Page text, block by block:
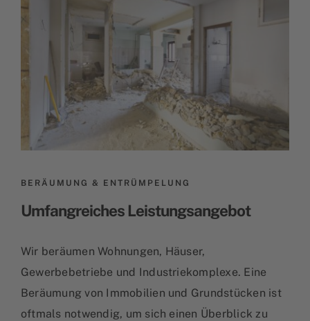
BERÄUMUNG & ENTRÜMPELUNG
Umfangreiches Leistungsangebot
Wir beräumen Wohnungen, Häuser,
Gewerbebetriebe und Industriekomplexe. Eine
Beräumung von Immobilien und Grundstücken ist
oftmals notwendig, um sich einen Überblick zu